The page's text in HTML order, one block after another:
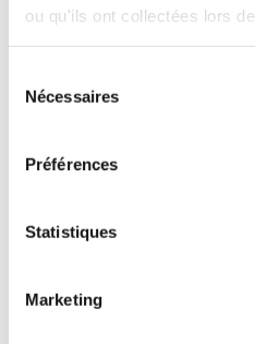
ou qu'ils ont collectées lors
Nécessaires
Préférences
Statistiques
Marketing
ASSURANCE
Franchise :1000 €